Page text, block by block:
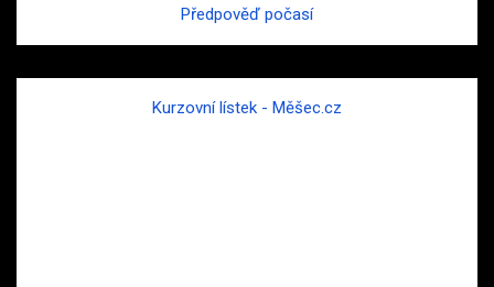
Předpověď počasí
Kurzovní lístek - Měšec.cz